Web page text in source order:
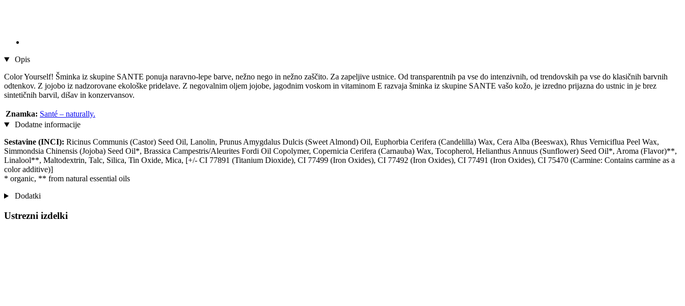
Opis
Color Yourself! Šminka iz skupine SANTE ponuja naravno-lepe barve, nežno nego in nežno zaščito. Za zapeljive ustnice. Od transparentnih pa vse do intenzivnih, od trendovskih pa vse do klasičnih barvnih
odtenkov. Z jojobo iz nadzorovane ekološke pridelave. Z negovalnim oljem jojobe, jagodnim voskom in vitaminom E razvaja šminka iz skupine SANTE vašo kožo, je izredno prijazna do ustnic in je brez
sintetičnih barvil, dišav in konzervansov.
Znamka: Santé – naturally.
Dodatne informacije
Sestavine (INCI): Ricinus Communis (Castor) Seed Oil, Lanolin, Prunus Amygdalus Dulcis (Sweet Almond) Oil, Euphorbia Cerifera (Candelilla) Wax, Cera Alba (Beeswax), Rhus Verniciflua Peel Wax,
Simmondsia Chinensis (Jojoba) Seed Oil*, Brassica Campestris/Aleurites Fordi Oil Copolymer, Copernicia Cerifera (Carnauba) Wax, Tocopherol, Helianthus Annuus (Sunflower) Seed Oil*, Aroma (Flavor)**,
Linalool**, Maltodextrin, Talc, Silica, Tin Oxide, Mica, [+/- CI 77891 (Titanium Dioxide), CI 77499 (Iron Oxides), CI 77492 (Iron Oxides), CI 77491 (Iron Oxides), CI 75470 (Carmine: Contains carmine as a
color additive)]
* organic, ** from natural essential oils
Dodatki
Ustrezni izdelki